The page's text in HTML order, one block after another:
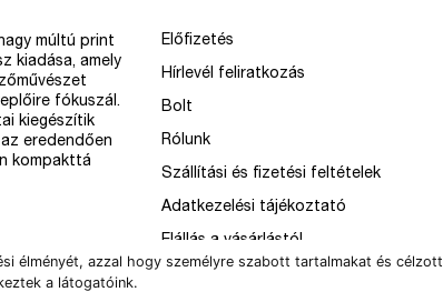
élményét, azzal hogy személyre szabott tartalmakat és célzott
a látogatóink.
múltú print
kiadása, amely
fókuszál.
kiegészítik
eredendően
kompakttá
Előfizetés
Hírlevél feliratkozás
Bolt
Rólunk
Szállítási és fizetési feltételek
Adatkezelési tájékoztató
Elállás a vásárlástól